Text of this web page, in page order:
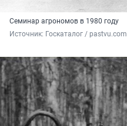
Семинар агрономов в 1980 году
Источник: Госкаталог / pastvu.com